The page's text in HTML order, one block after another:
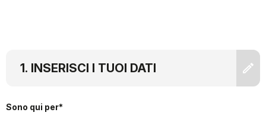
INSERISCI I TUOI DATI
Sono qui per*